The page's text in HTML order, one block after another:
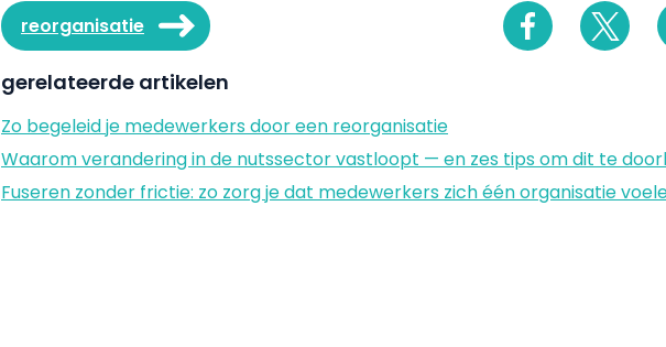
reorganisatie
gerelateerde artikelen
Zo begeleid je medewerkers door een reorganisatie
Waarom verandering in de nutssector vastloopt — en zes tips om dit te
Fuseren zonder frictie: zo zorg je dat medewerkers zich één organisatie